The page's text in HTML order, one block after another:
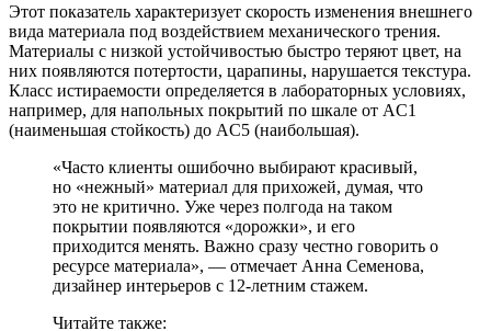
Этот показатель характеризует скорость изменения внешнего
вида материала под воздействием механического трения.
Материалы с низкой устойчивостью быстро теряют цвет, на
них появляются потертости, царапины, нарушается текстура.
Класс истираемости определяется в лабораторных условиях,
например, для напольных покрытий по шкале от AC1
(наименьшая стойкость) до AC5 (наибольшая).
«Часто клиенты ошибочно выбирают красивый,
но «нежный» материал для прихожей, думая, что
это не критично. Уже через полгода на таком
покрытии появляются «дорожки», и его
приходится менять. Важно сразу честно говорить о
ресурсе материала», — отмечает Анна Семенова,
дизайнер интерьеров с 12-летним стажем.
Читайте также: